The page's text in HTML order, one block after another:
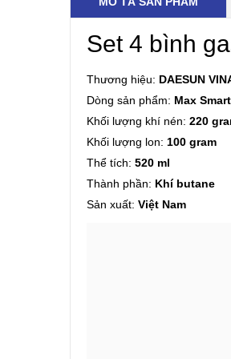
Set 4 bình
Thương hiệu: DAESUN
Dòng sản phẩm: Max Smart
Khối lượng khí nén: 220
Khối lượng lon: 100 gram
Thể tích: 520 ml
Thành phần: Khí butane
Sản xuất: Việt Nam